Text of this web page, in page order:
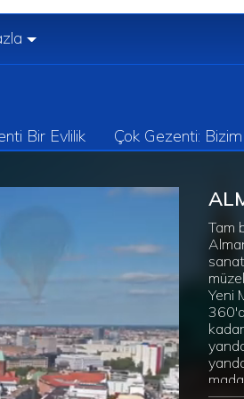
Bir Evlilik Çok Gezenti:
Tam
Yeni